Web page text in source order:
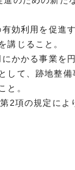
効利用を促進
講じること。
かかる事業を
して、跡地整
と。
2項の規定によ